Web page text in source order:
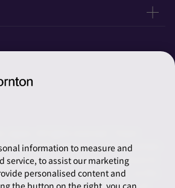
み
税理士法人
株式会社
アカウンティング・インターナショ
ントソントン
リシー
Japan. All rights reserved. “Grant
brand under which the Grant Thornton
tax and advisory services to
to one or more member firms, as the
Thornton Japan is a member firm of
information to measure and
service, to assist our marketing
personalised content and
the button on the right, you can